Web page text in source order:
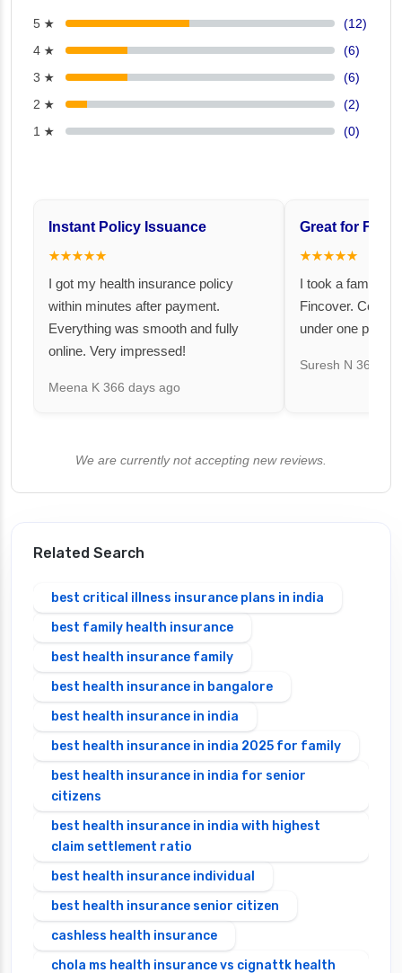
5 ★
(12)
4 ★
(6)
3 ★
(6)
2 ★
(2)
1 ★
(0)
Instant Policy Issuance
★★★★★
I got my health insurance policy
within minutes after payment.
Everything was smooth and fully
online. Very impressed!
Meena K 366 days ago
Great for
★★★★★
I took a family
Fincover.
under one
Suresh N 367
We are currently not accepting new reviews.
Related Search
best critical illness insurance plans in india
best family health insurance
best health insurance family
best health insurance in bangalore
best health insurance in india
best health insurance in india 2025 for family
best health insurance in india for senior
citizens
best health insurance in india with highest
claim settlement ratio
best health insurance individual
best health insurance senior citizen
cashless health insurance
chola ms health insurance vs cignattk health